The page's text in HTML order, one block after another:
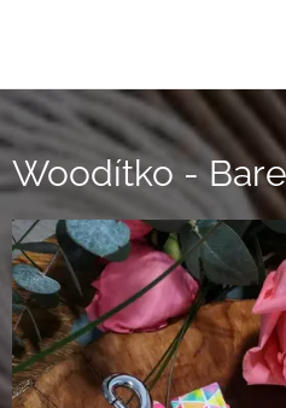
Woodítko -